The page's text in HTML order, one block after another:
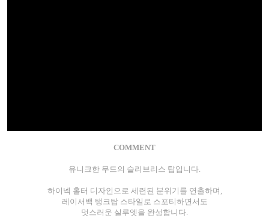
COMMENT
유니크한 무드의 슬리브리스 탑입니다.
하이넥 홀터 디자인으로 세련된 분위기를 연출하며,
레이서백 탱크탑 스타일로 스포티하면서도
멋스러운 실루엣을 완성합니다.